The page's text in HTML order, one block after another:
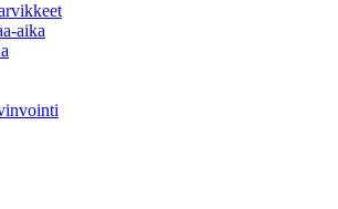
aika